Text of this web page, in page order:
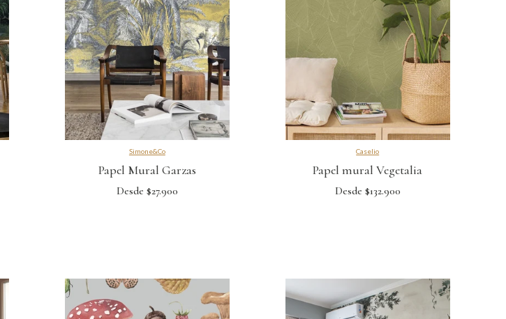
Simone&Co
Papel Mural Garzas
Desde $27.900
Caselio
Papel mural Vegetalia
Desde $132.900